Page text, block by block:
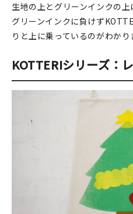
生地の上とグリーンインクの
グリーンインクに負けず
りと上に乗っているのがわかり
KOTTERIシリーズ：